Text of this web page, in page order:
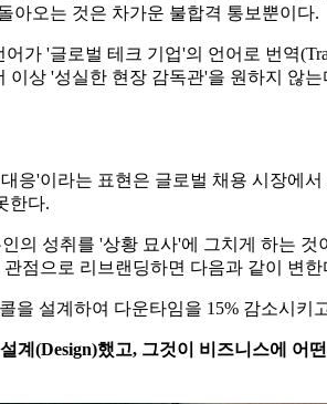
아오는 것은 차가운 불합격 통보뿐이다.
가 '글로벌 테크 기업'의 언어로 번역
이상 '성실한 현장 감독관'을 원하지
응'이라는 표현은 글로벌 채용 시장에
한다.
의 성취를 '상황 묘사'에 그치게 하는
관점으로 리브랜딩하면 다음과 같이 변한
을 설계하여 다운타임을 15% 감소시
계(Design)했고, 그것이 비즈니스에 어